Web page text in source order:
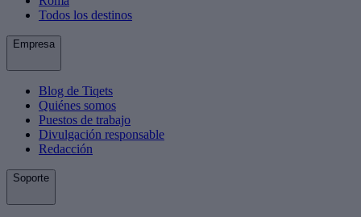
Todos los destinos
Empresa
Blog de Tiqets
Quiénes somos
Puestos de trabajo
Divulgación responsable
Redacción
Soporte